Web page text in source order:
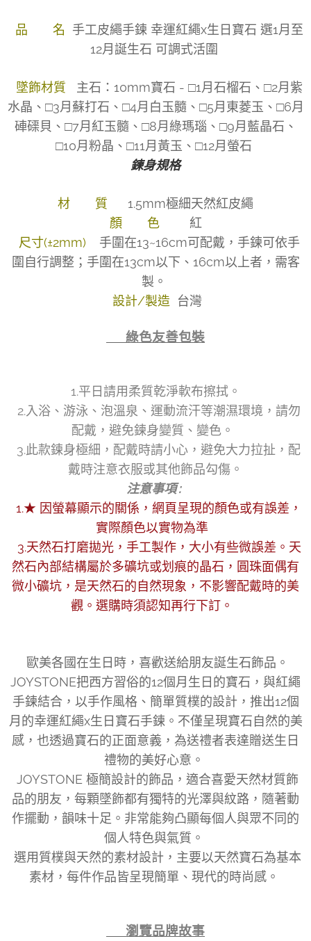
品 名
手工皮繩手鍊 幸運紅繩x生日寶石 選1月至
12月誕生石 可調式活圍
墜飾材質
主石：10mm寶石 - □1月石榴石、□2月紫
水晶、□3月蘇打石、□4月白玉髓、□5月東菱玉、□6月
硨磲貝、□7月紅玉髓、□8月綠瑪瑙、□9月藍晶石、
□10月粉晶、□11月黃玉、□12月螢石
鍊身規格
材 質
1.5mm極細天然紅皮繩
顏 色
紅
尺寸(±2mm)
手圍在13~16cm可配戴，手鍊可依手
圍自行調整；手圍在13cm以下、16cm以上者，需客
製。
設計/製造
台灣
👉 綠色友善包裝
1.平日請用柔質乾淨軟布擦拭。
2.入浴、游泳、泡溫泉、運動流汗等潮濕環境，請勿
配戴，避免鍊身變質、變色。
3.此款鍊身極細，配戴時請小心，避免大力拉扯，配
戴時注意衣服或其他飾品勾傷。
注意事項 :
1.★ 因螢幕顯示的關係，網頁呈現的顏色或有誤差，
實際顏色以實物為準
3.天然石打磨拋光，手工製作，大小有些微誤差。天
然石內部結構屬於多礦坑或划痕的晶石，圓珠面偶有
微小礦坑，是天然石的自然現象，不影響配戴時的美
觀。選購時須認知再行下訂。
歐美各國在生日時，喜歡送給朋友誕生石飾品。
JOYSTONE把西方習俗的12個月生日的寶石，與紅繩
手鍊結合，以手作風格、簡單質樸的設計，推出12個
月的幸運紅繩x生日寶石手鍊。不僅呈現寶石自然的美
感，也透過寶石的正面意義，為送禮者表達贈送生日
禮物的美好心意。
JOYSTONE 極簡設計的飾品，適合喜愛天然材質飾
品的朋友，每顆墜飾都有獨特的光澤與紋路，隨著動
作擺動，韻味十足。非常能夠凸顯每個人與眾不同的
個人特色與氣質。
選用質樸與天然的素材設計，主要以天然寶石為基本
素材，每件作品皆呈現簡單、現代的時尚感。
👉 瀏覽品牌故事